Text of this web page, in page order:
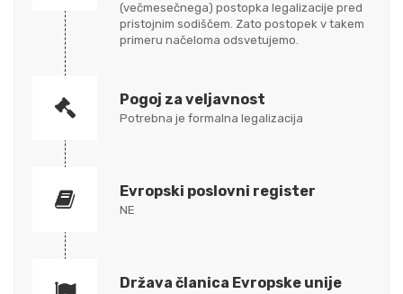
(večmesečnega) postopka legalizacije pred
pristojnim sodiščem. Zato postopek v takem
primeru načeloma odsvetujemo.
Pogoj za veljavnost
Potrebna je formalna legalizacija
Evropski poslovni register
NE
Država članica Evropske unije